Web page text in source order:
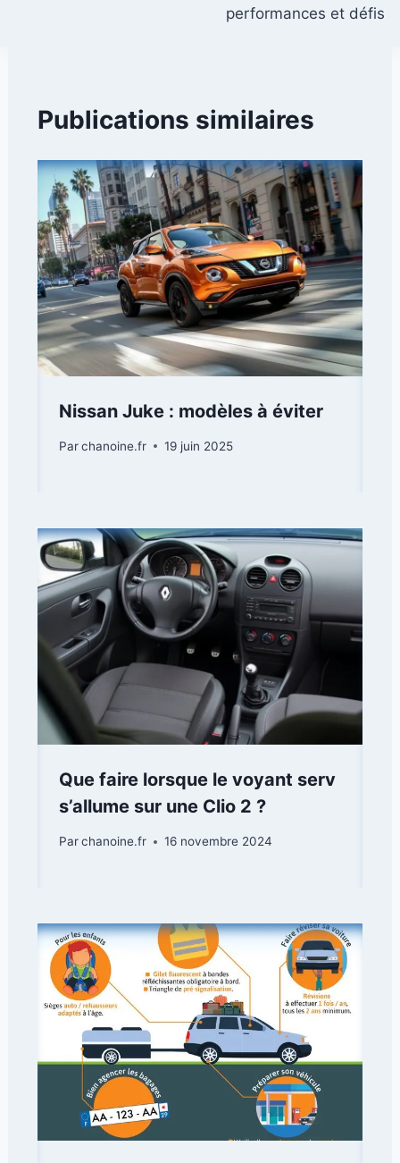
performances et défis
Publications similaires
Nissan Juke : modèles à éviter
Parchanoine.fr 19 juin 2025
Que faire lorsque le voyant serv
s’allume sur une Clio 2 ?
Parchanoine.fr 16 novembre 2024